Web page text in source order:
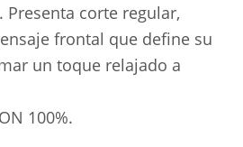
corte regular,
frontal que define su
un toque relajado a
100%.